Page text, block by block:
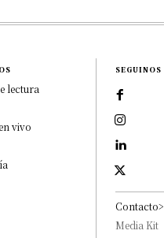
lectura
vivo
SEGUINOS
Contacto>
Media Kit